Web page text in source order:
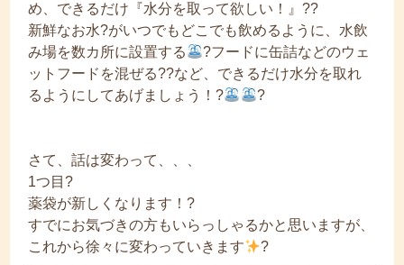
め、できるだけ『水分を取って欲しい！』??
新鮮なお水?がいつでもどこでも飲めるように、水飲
み場を数カ所に設置する
?フードに缶詰などのウェ
ットフードを混ぜる??など、できるだけ水分を取れ
るようにしてあげましょう！?
?
さて、話は変わって、、、
1つ目?
薬袋が新しくなります！?
すでにお気づきの方もいらっしゃるかと思いますが、
これから徐々に変わっていきます
?